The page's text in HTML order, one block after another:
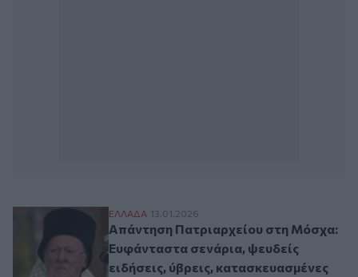
Απάντηση Πατριαρχείου στη Μόσχα:
ΕΛΛAΔΑ 13.01.2026
Απάντηση Πατριαρχείου στη Μόσχα:
Ευφάνταστα σενάρια, ψευδείς
ειδήσεις, ύβρεις, κατασκευασμένες